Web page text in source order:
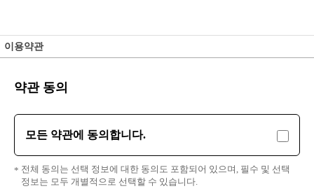
이용약관
약관 동의
모든 약관에 동의합니다.
전체 동의는 선택 정보에 대한 동의도 포함되어 있으며, 필수 및 선택
정보는 모두 개별적으로 선택할 수 있습니다.